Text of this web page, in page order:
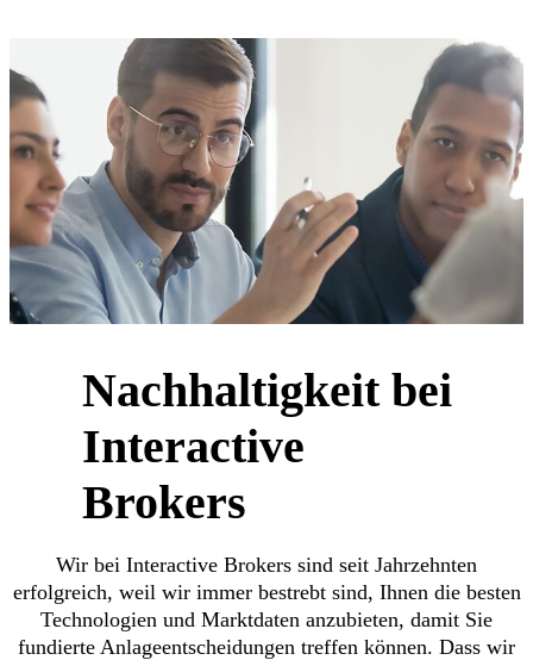
Nachhaltigkeit bei
Interactive
Brokers
Wir bei Interactive Brokers sind seit Jahrzehnten
erfolgreich, weil wir immer bestrebt sind, Ihnen die besten
Technologien und Marktdaten anzubieten, damit Sie
fundierte Anlageentscheidungen treffen können. Dass wir